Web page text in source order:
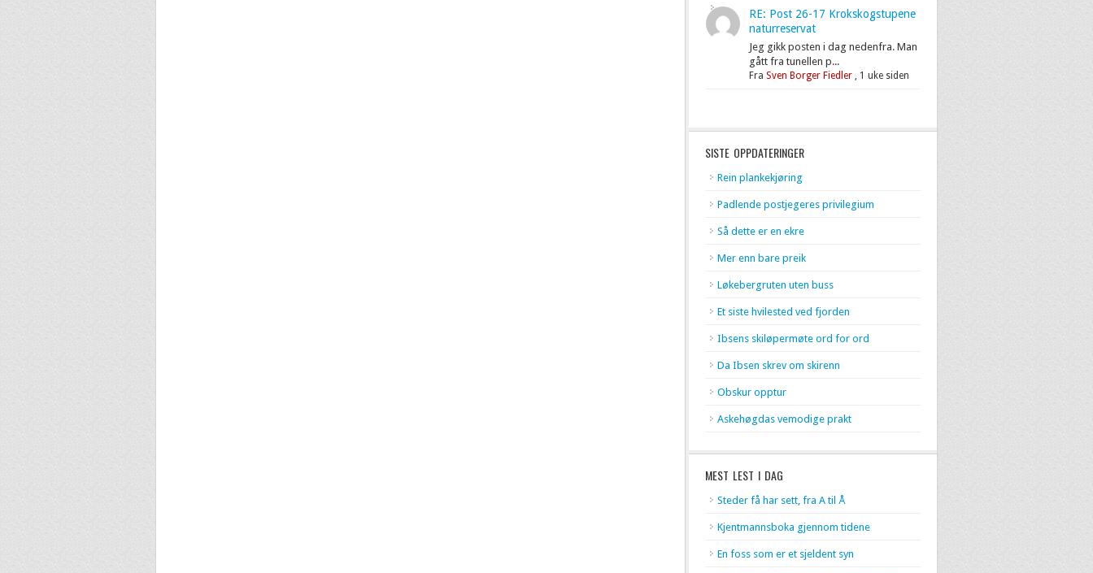
RE: Post 26-17 Krokskogstupene
naturreservat
Jeg gikk posten i dag nedenfra. Man
gått fra tunellen p...
Fra Sven Borger Fiedler, 1 uke siden
SISTE OPPDATERINGER
Rein plankekjøring
Padlende postjegeres privilegium
Så dette er en ekre
Mer enn bare preik
Løkebergruten uten buss
Et siste hvilested ved fjorden
Ibsens skiløpermøte ord for ord
Da Ibsen skrev om skirenn
Obskur opptur
Askehøgdas vemodige prakt
MEST LEST I DAG
Steder få har sett, fra A til Å
Kjentmannsboka gjennom tidene
En foss som er et sjeldent syn